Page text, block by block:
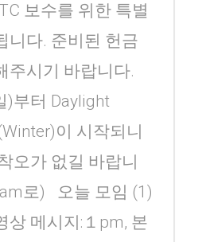
보수를 위한 특별
니다. 준비된 헌금
주시기 바랍니다.
)부터 Daylight
이 시작되니
오가 없길 바랍니
로) 오늘 모임 (1)
상 메시지:１pm, 본